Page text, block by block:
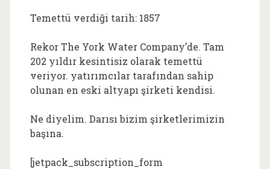
Temettü verdiği tarih: 1857
Rekor The York Water Company’de. Tam
202 yıldır kesintisiz olarak temettü
veriyor. yatırımcılar tarafından sahip
olunan en eski altyapı şirketi kendisi.
Ne diyelim. Darısı bizim şirketlerimizin
başına.
[jetpack_subscription_form